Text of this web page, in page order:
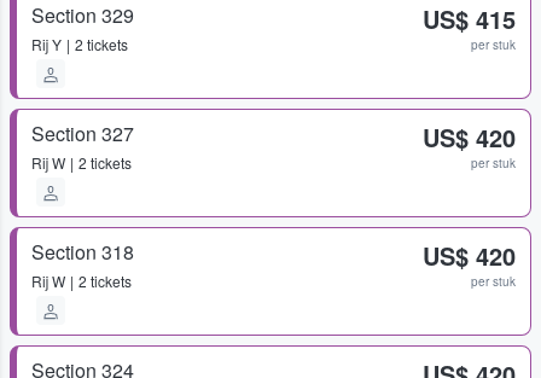
Section 329
RijY 2 tickets
US$ 415
per stuk
Section 327
RijW 2 tickets
US$ 420
per stuk
Section 318
RijW 2 tickets
US$ 420
per stuk
Section 324